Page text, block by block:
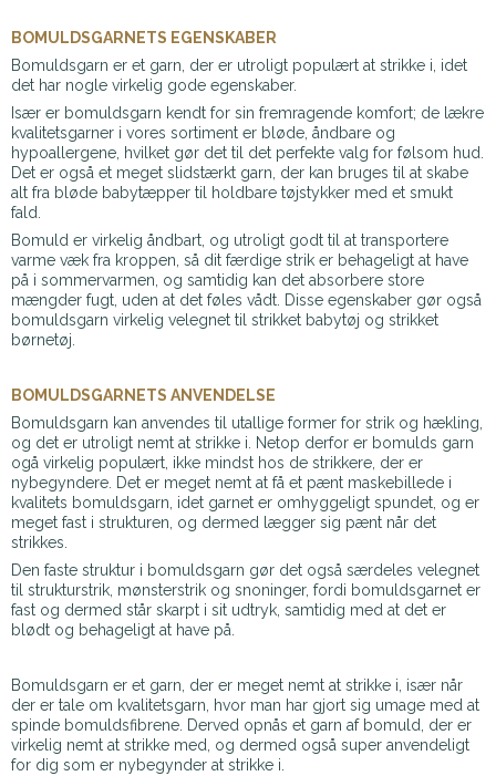
BOMULDSGARNETS EGENSKABER
Bomuldsgarn er et garn, der er utroligt populært at strikke i, idet
det har nogle virkelig gode egenskaber.
Især er bomuldsgarn kendt for sin fremragende komfort; de lækre
kvalitetsgarner i vores sortiment er bløde, åndbare og
hypoallergene, hvilket gør det til det perfekte valg for følsom hud.
Det er også et meget slidstærkt garn, der kan bruges til at skabe
alt fra bløde babytæpper til holdbare tøjstykker med et smukt
fald.
Bomuld er virkelig åndbart, og utroligt godt til at transportere
varme væk fra kroppen, så dit færdige strik er behageligt at have
på i sommervarmen, og samtidig kan det absorbere store
mængder fugt, uden at det føles vådt. Disse egenskaber gør også
bomuldsgarn virkelig velegnet til strikket babytøj og strikket
børnetøj.
BOMULDSGARNETS ANVENDELSE
Bomuldsgarn kan anvendes til utallige former for strik og hækling,
og det er utroligt nemt at strikke i. Netop derfor er bomulds garn
ogå virkelig populært, ikke mindst hos de strikkere, der er
nybegyndere. Det er meget nemt at få et pænt maskebillede i
kvalitets bomuldsgarn, idet garnet er omhyggeligt spundet, og er
meget fast i strukturen, og dermed lægger sig pænt når det
strikkes.
Den faste struktur i bomuldsgarn gør det også særdeles velegnet
til strukturstrik, mønsterstrik og snoninger, fordi bomuldsgarnet er
fast og dermed står skarpt i sit udtryk, samtidig med at det er
blødt og behageligt at have på.
Bomuldsgarn er et garn, der er meget nemt at strikke i, især når
der er tale om kvalitetsgarn, hvor man har gjort sig umage med at
spinde bomuldsfibrene. Derved opnås et garn af bomuld, der er
virkelig nemt at strikke med, og dermed også super anvendeligt
for dig som er nybegynder at strikke i.